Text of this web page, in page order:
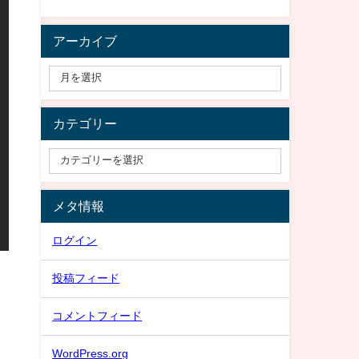
アーカイブ
カテゴリー
メタ情報
ログイン
投稿フィード
コメントフィード
WordPress.org